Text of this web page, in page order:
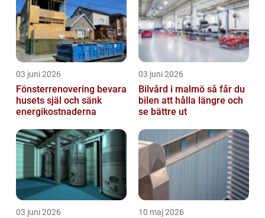
03 juni 2026
Fönsterrenovering bevara
husets själ och sänk
energikostnaderna
03 juni 2026
Bilvård i malmö så får du
bilen att hålla längre och
se bättre ut
03 juni 2026 10 maj 2026